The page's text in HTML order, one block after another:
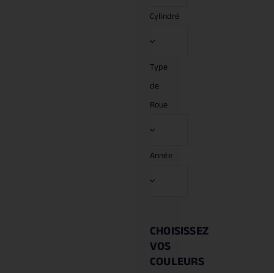
Cylindré
Type
de
Roue
Année
CHOISISSEZ
VOS
COULEURS